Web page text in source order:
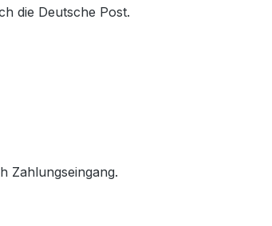
die Deutsche Post.
Zahlungseingang.